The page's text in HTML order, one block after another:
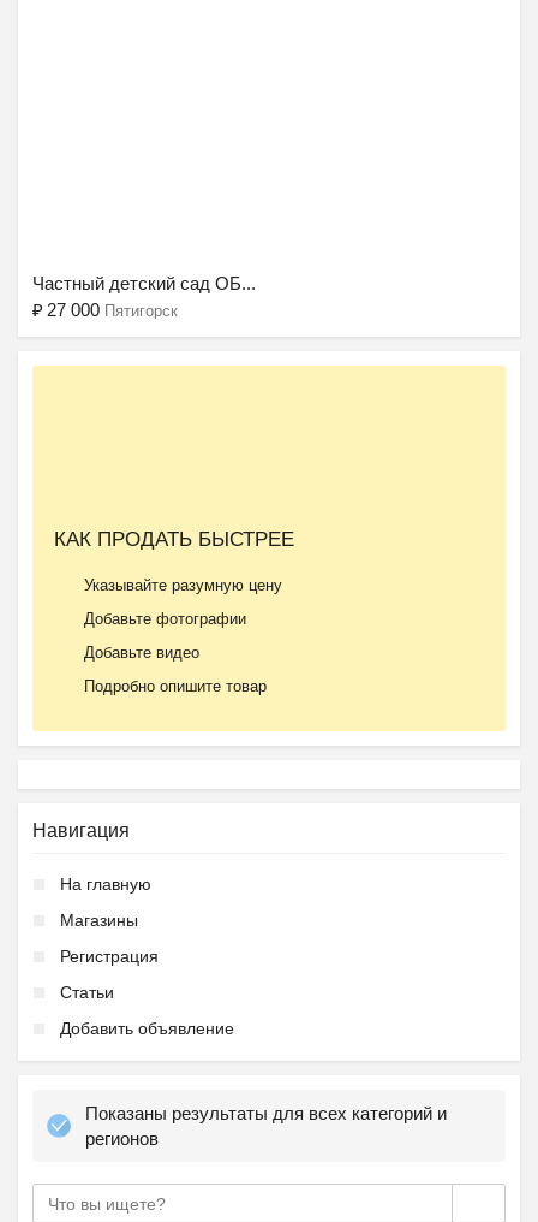
Частный детский сад ОБ...
₽ 27 000 Пятигорск
КАК ПРОДАТЬ БЫСТРЕЕ
Указывайте разумную цену
Добавьте фотографии
Добавьте видео
Подробно опишите товар
Навигация
На главную
Магазины
Регистрация
Статьи
Добавить объявление
Показаны результаты для всех категорий и
регионов